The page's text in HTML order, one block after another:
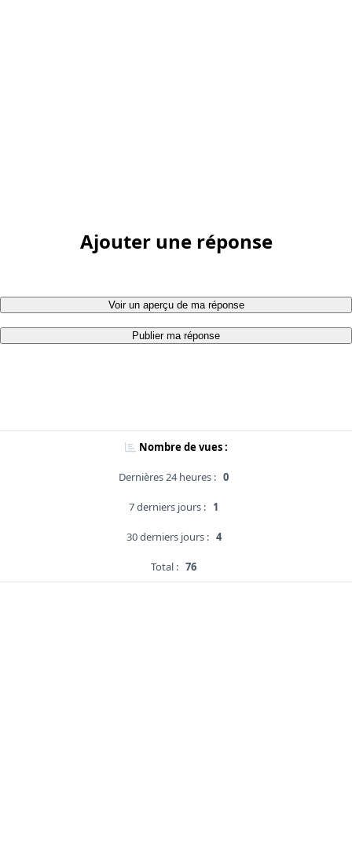
Ajouter une réponse
Voir un aperçu de ma réponse
Publier ma réponse
Nombre de vues :
Dernières 24 heures : 0
7 derniers jours : 1
30 derniers jours : 4
Total : 76